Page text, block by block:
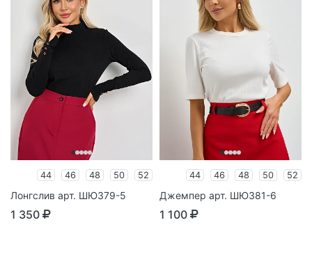
44 46 48 50 52
Лонгслив арт. ШЮ379-5
1 350
44 46 48 50 52
Джемпер арт. ШЮ381-6
1 100